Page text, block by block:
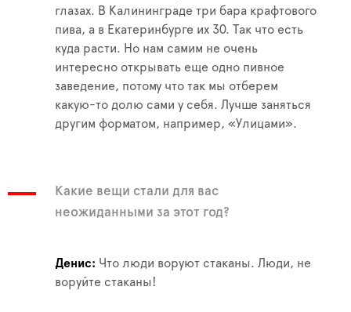
глазах. В Калининграде три бара крафтового
пива, а в Екатеринбурге их 30. Так что есть
куда расти. Но нам самим не очень
интересно открывать еще одно пивное
заведение, потому что так мы отберем
какую-то долю сами у себя. Лучше заняться
другим форматом, например, «Улицами».
Какие вещи стали для вас
неожиданными за этот год?
Денис
Что люди воруют стаканы. Люди, не
воруйте стаканы!